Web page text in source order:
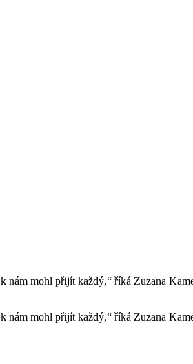
mohl přijít každý,“ říká Zuzana
mohl přijít každý,“ říká Zuzana